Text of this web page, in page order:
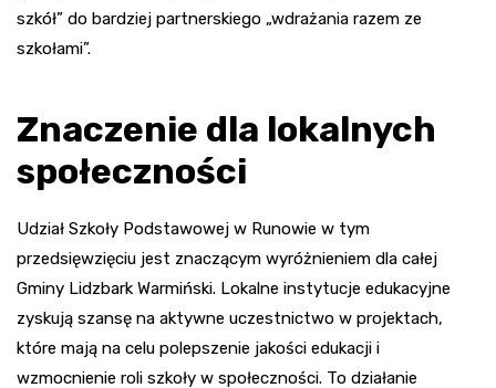
szkół” do bardziej partnerskiego „wdrażania razem ze
szkołami”.
Znaczenie dla lokalnych
społeczności
Udział Szkoły Podstawowej w Runowie w tym
przedsięwzięciu jest znaczącym wyróżnieniem dla całej
Gminy Lidzbark Warmiński. Lokalne instytucje edukacyjne
zyskują szansę na aktywne uczestnictwo w projektach,
które mają na celu polepszenie jakości edukacji i
wzmocnienie roli szkoły w społeczności. To działanie